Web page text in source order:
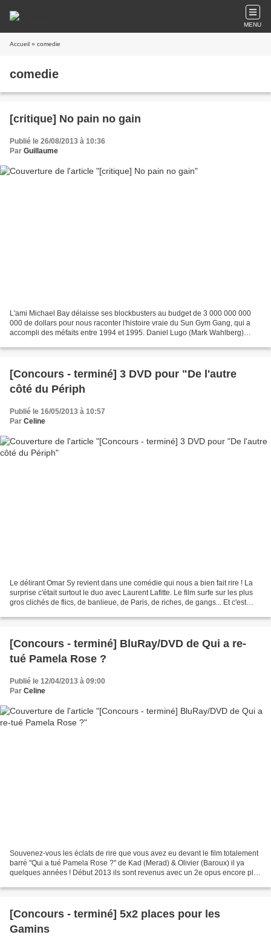
MENU
Accueil » comedie
comedie
[critique] No pain no gain
Publié le 26/08/2013 à 10:36
Par Guillaume
L'ami Michael Bay délaisse ses blockbusters au budget de 3 000 000 000
000 de dollars pour nous raconter l'histoire vraie du Sun Gym Gang, qui a
accompli des méfaits entre 1994 et 1995. Daniel Lugo (Mark Wahlberg)
[Concours - terminé] 3 DVD pour "De l'autre
côté du Périph
Publié le 16/05/2013 à 10:57
Par Celine
Le délirant Omar Sy revient dans une comédie qui nous a bien fait rire ! La
surprise c'était surtout le duo avec Laurent Lafitte. Le film surfe sur les plus
gros clichés de flics, de banlieue, de Paris, de riches, de gangs... Et c'est
[Concours - terminé] BluRay/DVD de Qui a re-
tué Pamela Rose ?
Publié le 12/04/2013 à 09:00
Par Celine
Souvenez-vous les éclats de rire que vous avez eu devant le film totalement
barré "Qui a tué Pamela Rose ?" de Kad (Merad) & Olivier (Baroux) il ya
quelques années ! Début 2013 ils sont revenus avec un 2e opus encore plus
[Concours - terminé] 5x2 places pour les
Gamins